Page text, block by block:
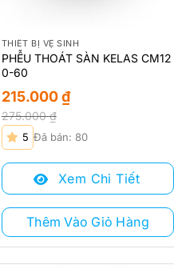
THIẾT BỊ VỆ SINH
PHỄU THOÁT SÀN KELAS CM12
0-60
275.000₫
Giá
gốc
là:
275.000 ₫.
215.000₫
Giá
hiện
tại
215.000 ₫.
5 Đã bán: 80
Xem Chi Tiết
Thêm Vào Giỏ Hàng